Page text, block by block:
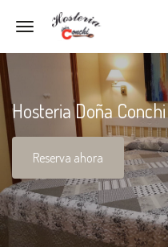
Toggle navigation
Hosteria Doña Conchi
Reserva ahora